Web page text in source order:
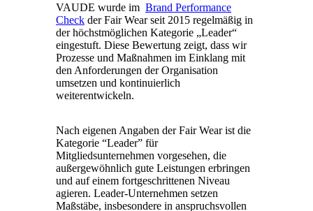
VAUDE wurde im Brand Performance
Check der Fair Wear seit 2015 regelmäßig in
der höchstmöglichen Kategorie „Leader“
eingestuft. Diese Bewertung zeigt, dass wir
Prozesse und Maßnahmen im Einklang mit
den Anforderungen der Organisation
umsetzen und kontinuierlich
weiterentwickeln.
Nach eigenen Angaben der Fair Wear ist die
Kategorie “Leader” für
Mitgliedsunternehmen vorgesehen, die
außergewöhnlich gute Leistungen erbringen
und auf einem fortgeschrittenen Niveau
agieren. Leader-Unternehmen setzen
Maßstäbe, insbesondere in anspruchsvollen